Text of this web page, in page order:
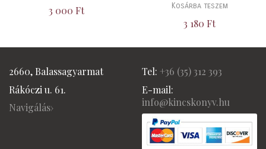
3 000 Ft Kosárba teszem
3 180 Ft
2660, Balassagyarmat
Rákóczi u. 61.
Navigálás›
Tel: +36 (35) 312 393
E-mail:
info@kincskonyv.hu